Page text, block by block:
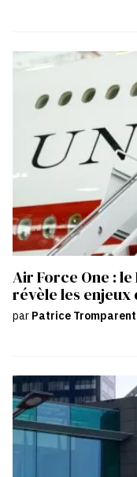
Air Force One :
révèle les enjeux
par Patrice Tromparent